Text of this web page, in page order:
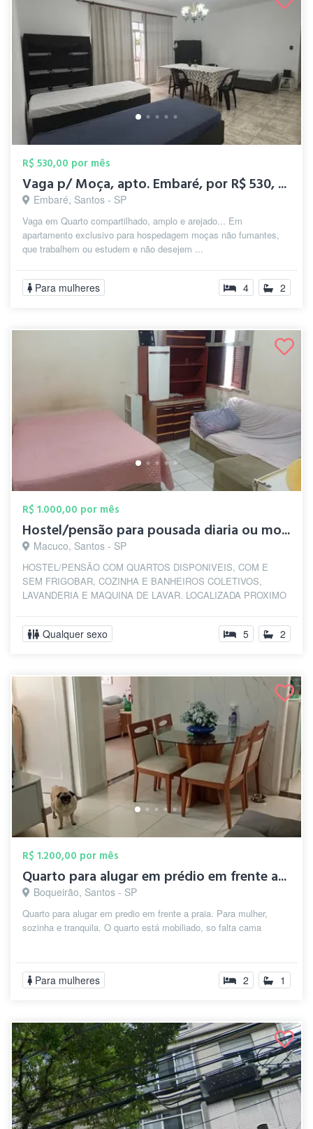
R$ 530,00 por mês
Vaga p/ Moça, apto. Embaré, por R$ 530, ...
Embaré, Santos - SP
Vaga em Quarto compartilhado, amplo e arejado... Em
apartamento exclusivo para hospedagem moças não fumantes,
que trabalhem ou estudem e não desejem ...
Para mulheres 4 2
R$ 1.000,00 por mês
Hostel/pensão para pousada diaria ou mo...
Macuco, Santos - SP
HOSTEL/PENSÃO COM QUARTOS DISPONIVEIS, COM E
SEM FRIGOBAR, COZINHA E BANHEIROS COLETIVOS,
LAVANDERIA E MAQUINA DE LAVAR. LOCALIZADA PROXIMO
Qualquer sexo 5 2
R$ 1.200,00 por mês
Quarto para alugar em prédio em frente a...
Boqueirão, Santos - SP
Quarto para alugar em predio em frente a praia. Para mulher,
sozinha e tranquila. O quarto está mobiliado, so falta cama
Para mulheres 2 1